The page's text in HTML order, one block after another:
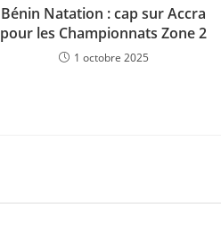
Bénin Natation : cap sur Accra
pour les Championnats Zone 2
1 octobre 2025